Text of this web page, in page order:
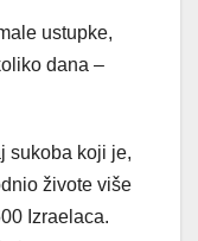
ustupke,
dana –
sukoba koji je,
živote više
Izraelaca.